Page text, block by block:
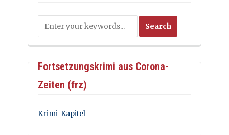
Fortsetzungskrimi aus Corona-
Zeiten (frz)
Krimi-Kapitel